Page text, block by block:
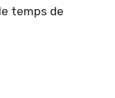
temps de